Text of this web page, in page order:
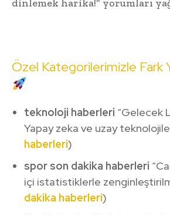
dinlemek harika!” yorumları
Özel Kategorilerimizle Fark
teknoloji haberleri “Gelecek
Yapay zeka ve uzay
haberleri)
spor son dakika haberleri
içi istatistiklerle
dakika haberleri)